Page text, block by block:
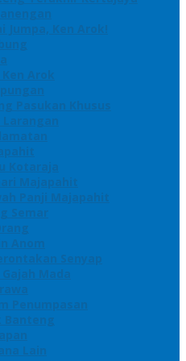
Jumpa, Ken Arok!
Arok
Pasukan Khusus
Larangan
Kotaraja
Majapahit
Panji Majapahit
Semar
Anom
Senyap
Mada
Penumpasan
Banteng
Lain